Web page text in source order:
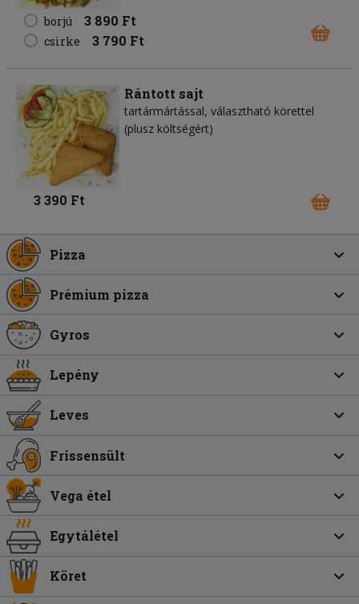
borjú 3 890 Ft
csirke 3 790 Ft
Rántott sajt
tartármártással, választható körettel
(plusz költségért)
3 390 Ft
Pizza
Prémium pizza
Gyros
Lepény
Leves
Frissensült
Vega étel
Egytálétel
Köret